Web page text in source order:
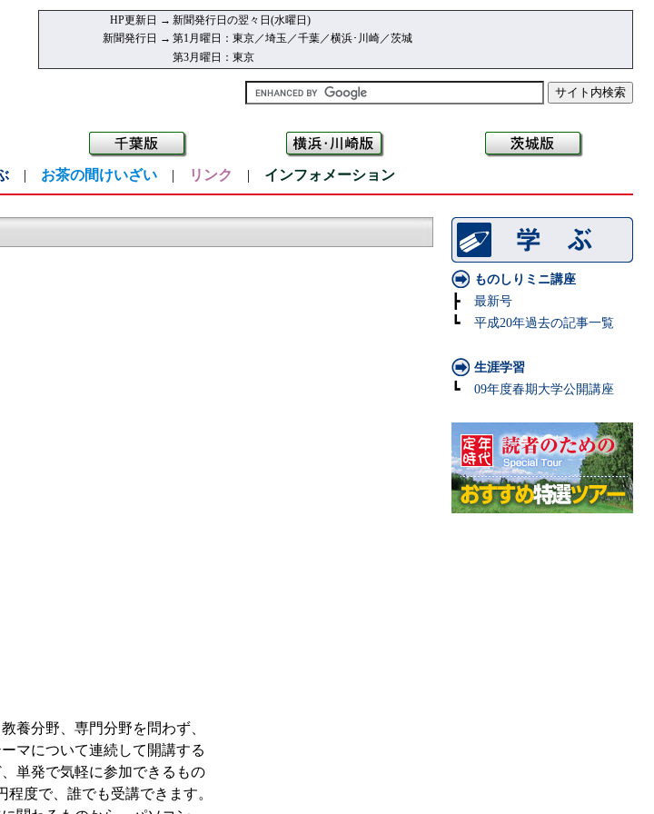
HP更新日 → 新聞発行日の翌々日(水曜日)
新聞発行日 → 第1月曜日：東京／埼玉／千葉／横浜･川崎／茨城
第3月曜日：東京
| お茶の間けいざい| リンク | インフォメーション
養分野、専門分野を問わず、
マについて連続して開講する
単発で気軽に参加できるもの
度で、誰でも受講できます。
ものしりミニ講座
┣ 最新号
┗ 平成20年過去の記事一覧
生涯学習
┗ 09年度春期大学公開講座